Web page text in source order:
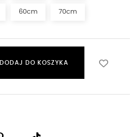
60cm 70cm
DODAJ DO KOSZYKA